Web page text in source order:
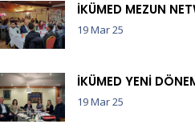
İKÜMED MEZUN
19 Mar 25
İKÜMED YENİ
19 Mar 25